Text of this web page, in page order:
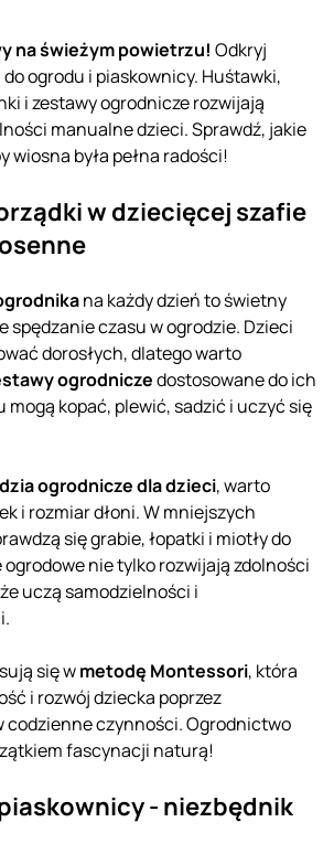
na świeżym powietrzu! Odkryj
ogrodu i piaskownicy. Huśtawki,
i zestawy ogrodnicze rozwijają
manualne dzieci. Sprawdź, jakie
wiosna była pełna radości!
w dziecięcej szafie
na każdy dzień to świetny
spędzanie czasu w ogrodzie. Dzieci
dorosłych, dlatego warto
ogrodniczedostosowane do ich
mogą kopać, plewić, sadzić i uczyć się
ogrodnicze dla dzieci, warto
i rozmiar dłoni. W mniejszych
się grabie, łopatki i miotły do
nie tylko rozwijają zdolności
uczą samodzielności i
się wmetodę Montessori, która
i rozwój dziecka poprzez
codzienne czynności. Ogrodnictwo
fascynacji naturą!
- niezbędnik